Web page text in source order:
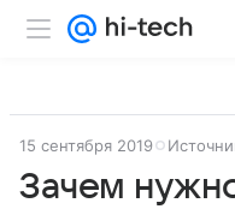
15 сентября 2019
Зачем